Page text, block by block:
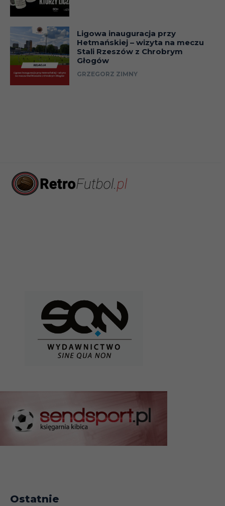
Ligowa inauguracja przy
Hetmańskiej – wizyta na meczu
Stali Rzeszów z Chrobrym
Głogów
GRZEGORZ ZIMNY
Ostatnie